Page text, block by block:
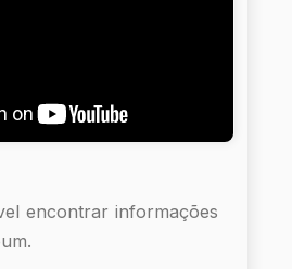
encontrar informações